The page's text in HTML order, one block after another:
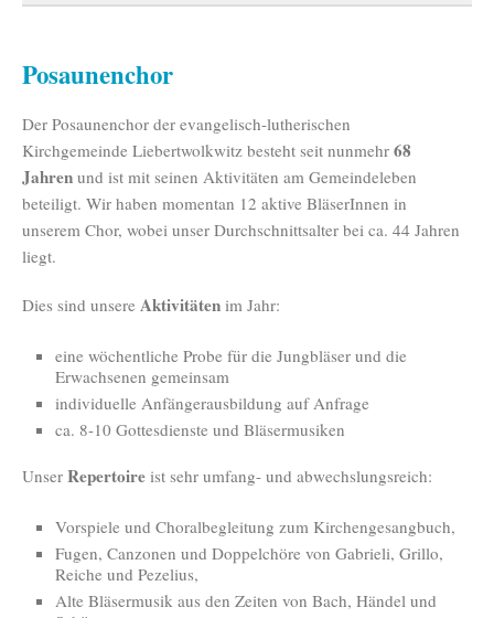
Posaunenchor
Der Posaunenchor der evangelisch-lutherischen
Kirchgemeinde Liebertwolkwitz besteht seit nunmehr 68
Jahren und ist mit seinen Aktivitäten am Gemeindeleben
beteiligt. Wir haben momentan 12 aktive BläserInnen in
unserem Chor, wobei unser Durchschnittsalter bei ca. 44 Jahren
liegt.
Dies sind unsere Aktivitäten im Jahr:
eine wöchentliche Probe für die Jungbläser und die
Erwachsenen gemeinsam
individuelle Anfängerausbildung auf Anfrage
ca. 8-10 Gottesdienste und Bläsermusiken
Unser Repertoire ist sehr umfang- und abwechslungsreich:
Vorspiele und Choralbegleitung zum Kirchengesangbuch,
Fugen, Canzonen und Doppelchöre von Gabrieli, Grillo,
Reiche und Pezelius,
Alte Bläsermusik aus den Zeiten von Bach, Händel und